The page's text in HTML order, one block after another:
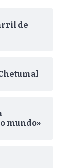
de
mundo»